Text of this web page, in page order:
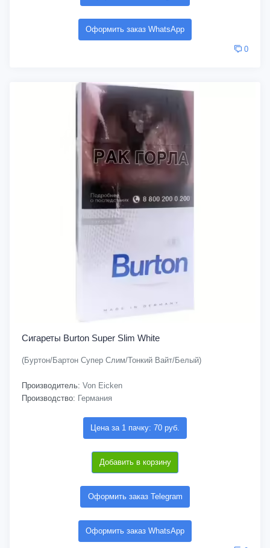
Оформить заказ WhatsApp
0
Сигареты Burton Super Slim White
(Буртон/Бартон Супер Слим/Тонкий Вайт/Белый)
Производитель: Von Eicken
Производство: Германия
Цена за 1 пачку: 70 руб.
Добавить в корзину
Оформить заказ Telegram
Оформить заказ WhatsApp